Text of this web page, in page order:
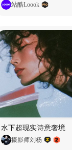
站酷Loook
水下超现实诗意奢境
摄影师刘杨